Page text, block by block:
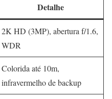
Detalhe
2K HD (3MP), abertura f/1.6,
WDR
Colorida até 10m,
infravermelho de backup